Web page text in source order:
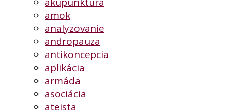
amok
analyzovanie
andropauza
antikoncepcia
aplikácia
armáda
asociácia
ateista